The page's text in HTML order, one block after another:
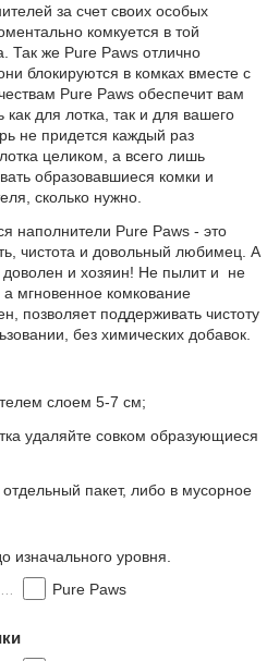
за счет своих особых
комкуется в той
Так же Pure Paws отлично
блокируются в комках вместе с
Pure Paws обеспечит вам
для лотка, так и для вашего
не придется каждый раз
целиком, а всего лишь
образовавшиеся комки и
сколько нужно.
наполнители Pure Paws - это
чистота и довольный любимец. А
и хозяин! Не пылит и не
мгновенное комкование
позволяет поддерживать чистоту
без химических добавок.
слоем 5-7 см;
удаляйте совком образующиеся
пакет, либо в мусорное
изначального уровня.
Pure Paws